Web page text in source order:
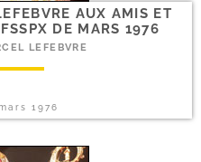
AUX AMIS ET
DE MARS 1976
LEFEBVRE
1976